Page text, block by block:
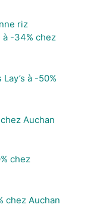
riz
-34% chez
à -50%
Auchan
chez
chez Auchan